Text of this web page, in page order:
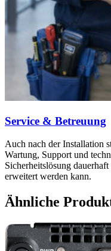
Service & Betreuung
Auch nach der Installation
Wartung, Support und
Sicherheitslösung
erweitert werden kann.
Ähnliche